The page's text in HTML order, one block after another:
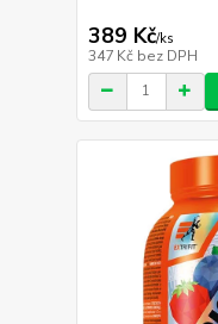
389 Kč/ks
347 Kč bez DPH